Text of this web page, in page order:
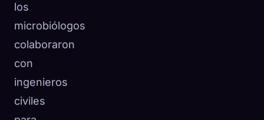
los
microbiólogos
colaboraron
con
ingenieros
civiles